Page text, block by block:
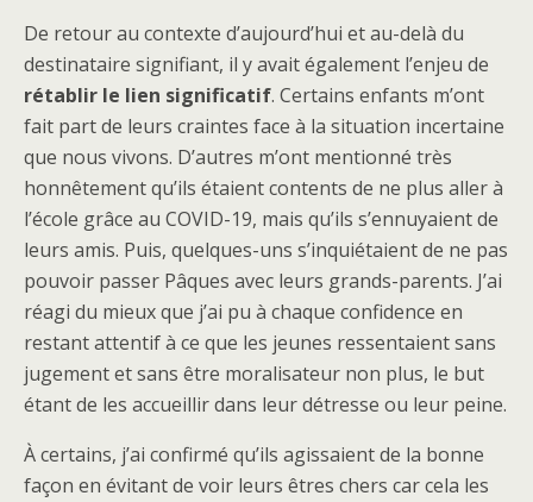
De retour au contexte d’aujourd’hui et au-delà du
destinataire signifiant, il y avait également l’enjeu de
rétablir le lien significatif. Certains enfants m’ont
fait part de leurs craintes face à la situation incertaine
que nous vivons. D’autres m’ont mentionné très
honnêtement qu’ils étaient contents de ne plus aller à
l’école grâce au COVID-19, mais qu’ils s’ennuyaient de
leurs amis. Puis, quelques-uns s’inquiétaient de ne pas
pouvoir passer Pâques avec leurs grands-parents. J’ai
réagi du mieux que j’ai pu à chaque confidence en
restant attentif à ce que les jeunes ressentaient sans
jugement et sans être moralisateur non plus, le but
étant de les accueillir dans leur détresse ou leur peine.
À certains, j’ai confirmé qu’ils agissaient de la bonne
façon en évitant de voir leurs êtres chers car cela les